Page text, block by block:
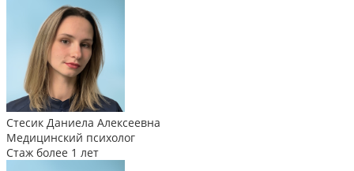
Стесик Даниела Алексеевна
Медицинский психолог
Стаж более 1 лет